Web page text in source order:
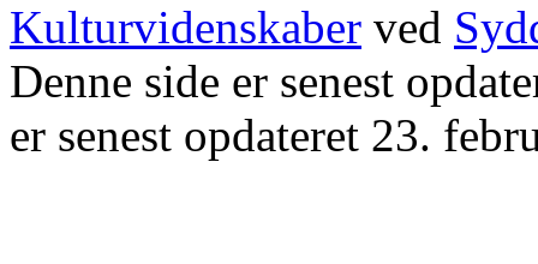
Kulturvidenskaber ved
Denne side er senest
er senest opdateret 23.